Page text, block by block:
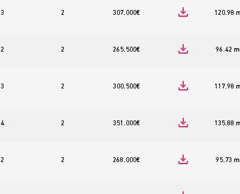
3 2 307.000€ 120.98
2 2 265.500€ 96.42 m
3 2 300.500€ 117.98
4 2 351.000€ 135.88
2 2 268.000€ 95.73 m